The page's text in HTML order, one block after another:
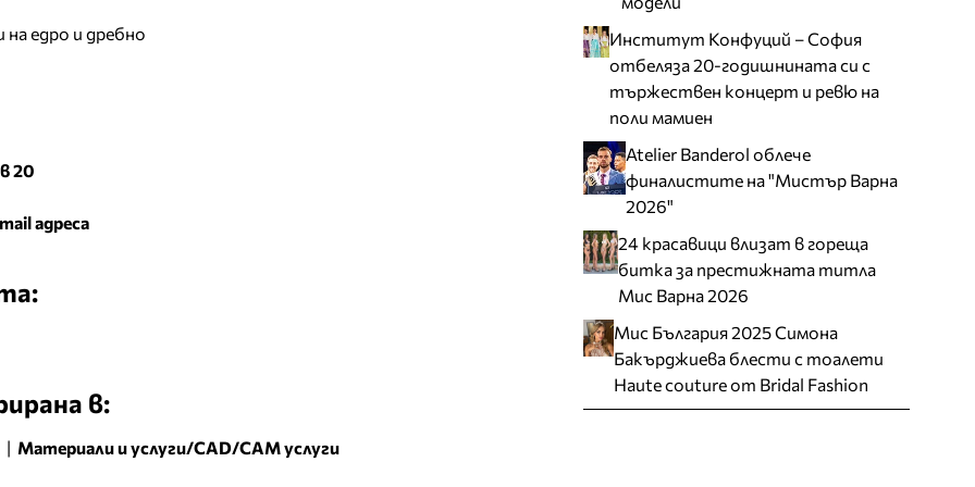
на едро и дребно
20
адреса
в:
| Материали и услуги/CAD/CAM услуги
Институт Конфуций – София
отбеляза 20-годишнината си с
тържествен концерт и ревю на
поли мамиен
Atelier Banderol облече
финалистите на "Мистър Варна
2026"
24 красавици влизат в гореща
битка за престижната титла
Мис Варна 2026
Мис България 2025 Симона
Бакърджиева блести с тоалети
Haute couture от Bridal Fashion